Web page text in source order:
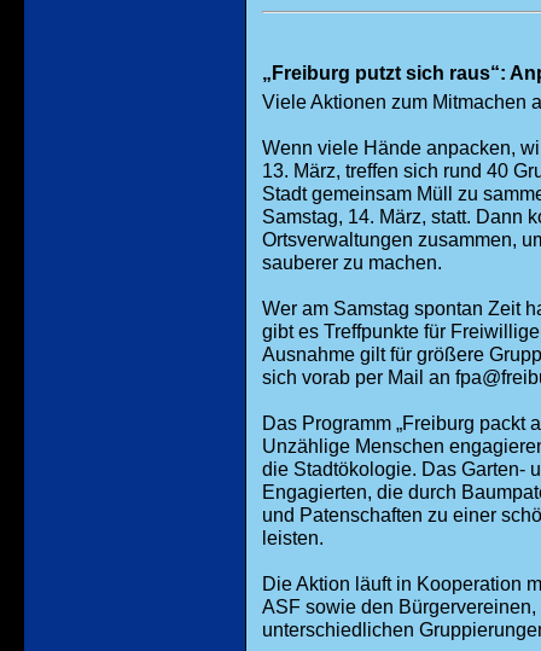
„Freiburg putzt sich raus“:
Viele Aktionen zum Mitmachen
Wenn viele Hände anpacken,
13. März, treffen sich rund 40
Stadt gemeinsam Müll zu
Samstag, 14. März, statt. Dann
Ortsverwaltungen zusammen,
sauberer zu machen.
Wer am Samstag spontan Zeit
gibt es Treffpunkte für
Ausnahme gilt für größere
sich vorab per Mail an
Das Programm „Freiburg packt
Unzählige Menschen
die Stadtökologie. Das Garten-
Engagierten, die durch
und Patenschaften zu einer
leisten.
Die Aktion läuft in Kooperation
ASF sowie den
unterschiedlichen